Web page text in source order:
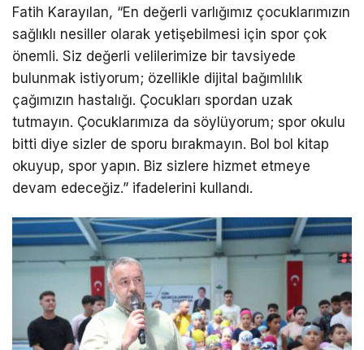
Fatih Karayılan, “En değerli varlığımız çocuklarımızın
sağlıklı nesiller olarak yetişebilmesi için spor çok
önemli. Siz değerli velilerimize bir tavsiyede
bulunmak istiyorum; özellikle dijital bağımlılık
çağımızın hastalığı. Çocukları spordan uzak
tutmayın. Çocuklarımıza da söylüyorum; spor okulu
bitti diye sizler de sporu bırakmayın. Bol bol kitap
okuyup, spor yapın. Biz sizlere hizmet etmeye
devam edeceğiz.” ifadelerini kullandı.